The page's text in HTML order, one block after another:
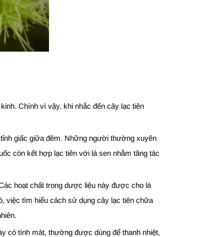
Chính vì vậy, khi nhắc đến cây lạc tiên
giấc giữa đêm. Những người thường xuyên
còn kết hợp lạc tiên với lá sen nhằm tăng tác
hoạt chất trong dược liệu này được cho là
việc tìm hiểu cách sử dụng cây lạc tiên chữa
có tính mát, thường được dùng để thanh nhiệt,